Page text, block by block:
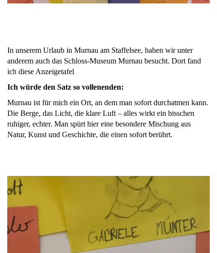
In unserem Urlaub in Murnau am Staffelsee, haben wir unter
anderem auch das Schloss-Museum Murnau besucht. Dort fand
ich diese Anzeigetafel
Ich würde den Satz so vollenenden:
Murnau ist für mich ein Ort, an dem man sofort durchatmen kann.
Die Berge, das Licht, die klare Luft – alles wirkt ein bisschen
ruhiger, echter. Man spürt hier eine besondere Mischung aus
Natur, Kunst und Geschichte, die einen sofort berührt.